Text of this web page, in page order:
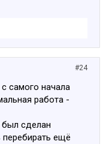
#24
самого начала
работа -
был сделан
перебирать ещё